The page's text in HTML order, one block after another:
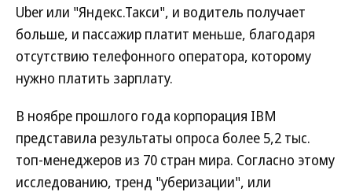
Uber или "Яндекс.Такси", и водитель получает
больше, и пассажир платит меньше, благодаря
отсутствию телефонного оператора, которому
нужно платить зарплату.
В ноябре прошлого года корпорация IBM
представила результаты опроса более 5,2 тыс.
топ-менеджеров из 70 стран мира. Согласно этому
исследованию, тренд "уберизации", или